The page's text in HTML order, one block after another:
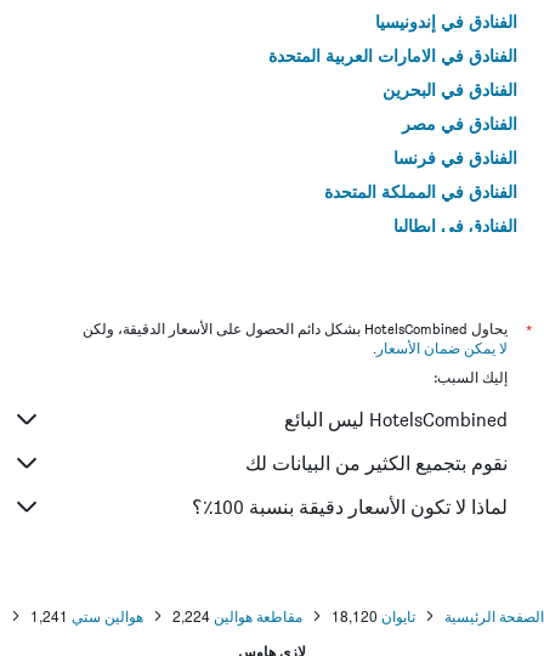
الفنادق في إندونيسيا
الفنادق في الامارات العربية المتحدة
الفنادق في البحرين
الفنادق في مصر
الفنادق في فرنسا
الفنادق في المملكة المتحدة
الفنادق في إيطاليا
*
يحاول HotelsCombined بشكل دائم الحصول على الأسعار الدقيقة، ولكن
لا يمكن ضمان الأسعار .
إليك السبب:
HotelsCombined ليس البائع
نقوم بتجميع الكثير من البيانات لك
لماذا لا تكون الأسعار دقيقة بنسبة 100٪؟
الصفحة الرئيسية تايوان 18,120 مقاطعة هوالين 2,224 هوالين ستي 1,241
لازي هاوس